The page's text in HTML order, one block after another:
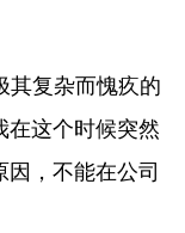
其复杂而愧疚的
在这个时候突然
，不能在公司